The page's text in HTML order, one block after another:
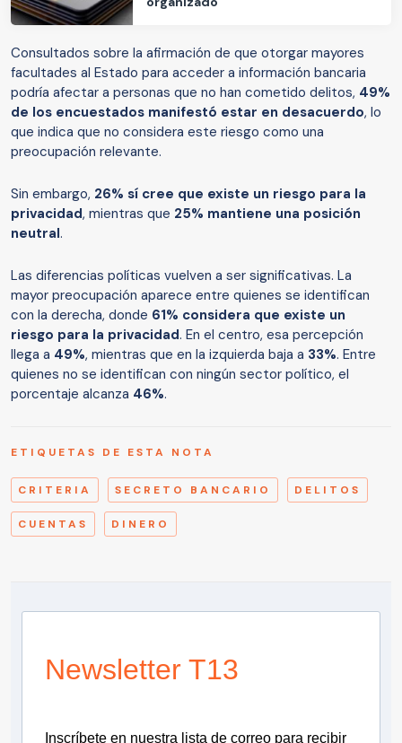
Consultados sobre la afirmación de que otorgar mayores
facultades al Estado para acceder a información bancaria
podría afectar a personas que no han cometido delitos, 49%
de los encuestados manifestó estar en desacuerdo, lo
que indica que no considera este riesgo como una
preocupación relevante.
Sin embargo, 26% sí cree que existe un riesgo para la
privacidad, mientras que 25% mantiene una posición
neutral.
Las diferencias políticas vuelven a ser significativas. La
mayor preocupación aparece entre quienes se identifican
con la derecha, donde 61% considera que existe un
riesgo para la privacidad. En el centro, esa percepción
llega a 49%, mientras que en la izquierda baja a 33%. Entre
quienes no se identifican con ningún sector político, el
porcentaje alcanza 46%.
ETIQUETAS DE ESTA NOTA
CRITERIA SECRETO BANCARIO DELITOS
CUENTAS DINERO
Newsletter T13
Inscríbete en nuestra lista de correo para recibir